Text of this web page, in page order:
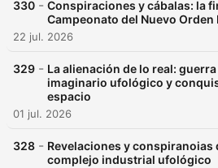
330 - Conspiraciones y cábalas: la
Campeonato del Nuevo Orden
22 jul. 2026
329 - La alienación de lo real:
imaginario ufológico y
espacio
01 jul. 2026
328 - Revelaciones y conspiranoias
complejo industrial ufológico